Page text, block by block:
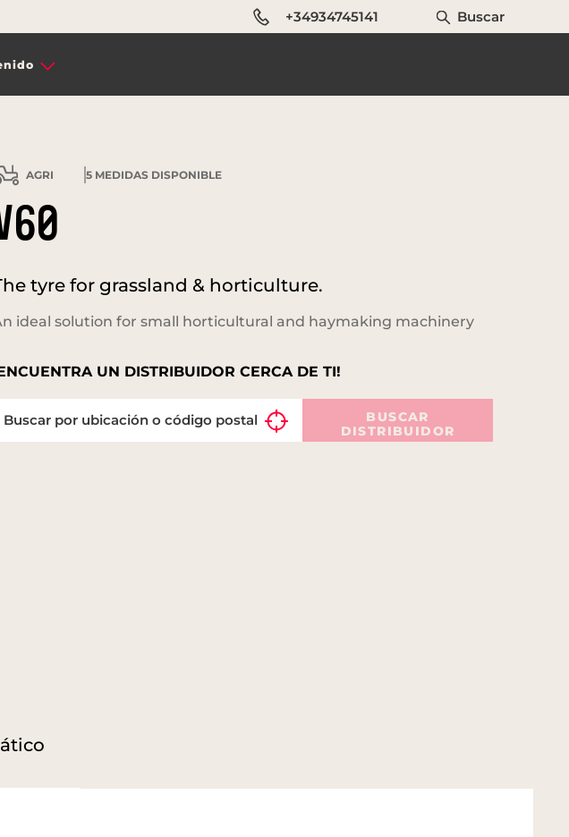
+34934745141 Buscar
AGRI 5MEDIDAS DISPONIBLE
tyre for grassland & horticulture.
ideal solution for small horticultural and haymaking machinery
UN DISTRIBUIDOR CERCA DE TI!
BUSCAR
DISTRIBUIDOR